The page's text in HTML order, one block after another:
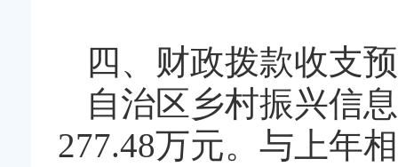
四、财政拨款收支
自治区乡村振兴信
277.48万元。与上年